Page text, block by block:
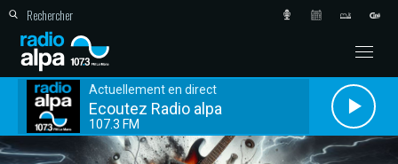
Actuellement en direct
Ecoutez Radio alpa
107.3 FM